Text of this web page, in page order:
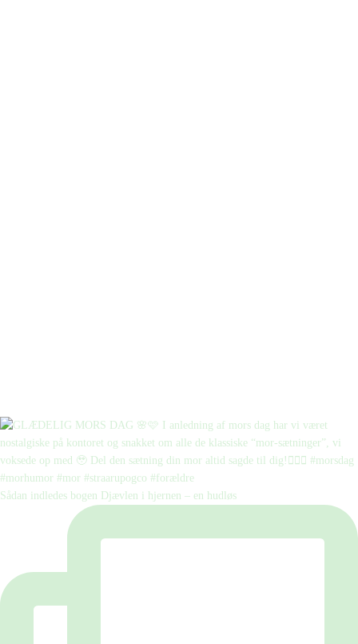
Sådan indledes bogen Djævlen i hjernen – en hudløs